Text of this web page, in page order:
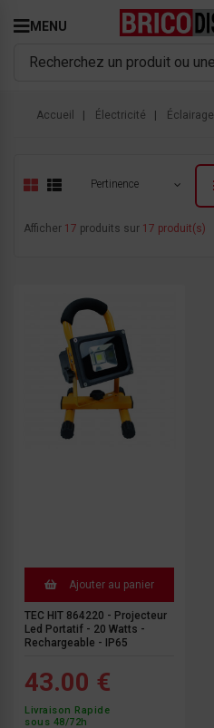
MENU
Accueil Électricité Éclairage
Pertinence
Afficher 17 produits sur 17 produit(s)
Ajouter au panier
TEC HIT 864220 - Projecteur
Led Portatif - 20 Watts -
Rechargeable - IP65
43.00 €
Livraison Rapide
sous 48/72h